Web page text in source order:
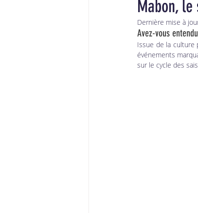
Mabon,
Dernière mise à
Avez-vous
Issue de la culture
événements
sur le cycle des